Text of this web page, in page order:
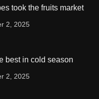
took the fruits market
2, 2025
best in cold season
2, 2025